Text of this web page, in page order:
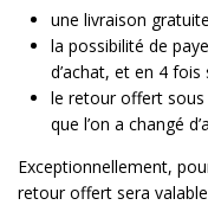
une livraison
la possibilité de
d’achat, et en 4
le retour offert sous
que l’on a changé
Exceptionnellement,
retour offert sera valable